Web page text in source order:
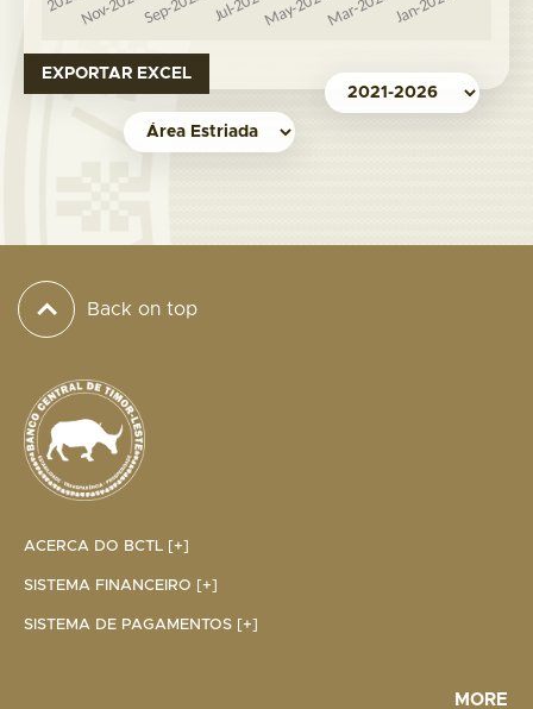
EXPORTAR EXCEL
Back on top
ACERCA DO BCTL [+]
SISTEMA FINANCEIRO [+]
SISTEMA DE PAGAMENTOS [+]
MORE